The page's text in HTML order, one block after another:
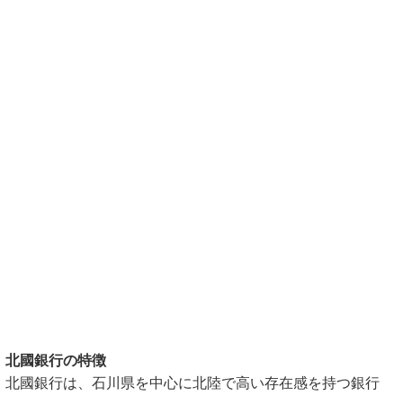
北國銀行の特徴
北國銀行は、石川県を中心に北陸で高い存在感を持つ銀行